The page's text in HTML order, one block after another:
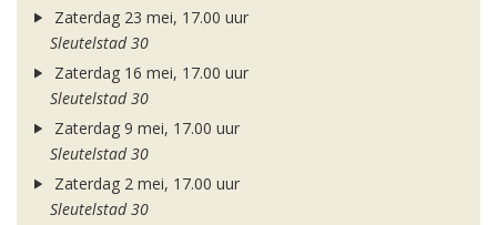
Zaterdag 23 mei, 17.00 uur
Sleutelstad 30
Zaterdag 16 mei, 17.00 uur
Sleutelstad 30
Zaterdag 9 mei, 17.00 uur
Sleutelstad 30
Zaterdag 2 mei, 17.00 uur
Sleutelstad 30